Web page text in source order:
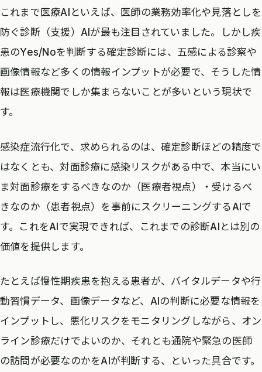
これまで医療AIといえば、医師の業務効率化や見落としを
防ぐ診断（支援）AIが最も注目されていました。しかし疾
患のYes/Noを判断する確定診断には、五感による診察や
画像情報など多くの情報インプットが必要で、そうした情
報は医療機関でしか集まらないことが多いという現状で
す。
感染症流行化で、求められるのは、確定診断ほどの精度で
はなくとも、対面診療に感染リスクがある中で、本当にい
ま対面診療をするべきなのか（医療者視点）・受けるべ
きなのか（患者視点）を事前にスクリーニングするAIで
す。これをAIで実現できれば、これまでの診断AIとは別の
価値を提供します。
たとえば慢性期疾患を抱える患者が、バイタルデータや行
動習慣データ、画像データなど、AIの判断に必要な情報を
インプットし、悪化リスクをモニタリングしながら、オン
ライン診療だけでよいのか、それとも通院や緊急の医師
の訪問が必要なのかをAIが判断する、といった具合です。